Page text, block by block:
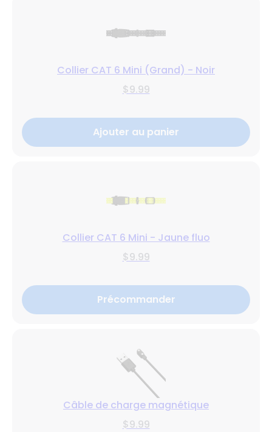
Collier CAT 6 Mini (Grand) - Noir
$9.99
Ajouter au panier
Collier CAT 6 Mini - Jaune fluo
$9.99
Précommander
Câble de charge magnétique
$9.99